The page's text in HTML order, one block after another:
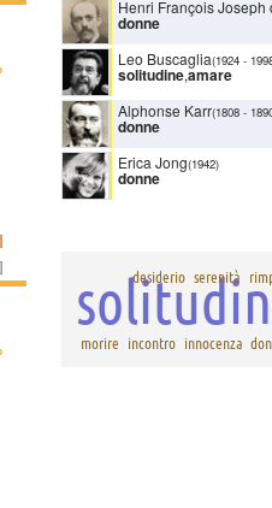
]
Henri François Joseph
donne
Leo Buscaglia(1924 -
solitudine,amare
Alphonse Karr(1808 -
donne
Erica Jong(1942)
donne
desiderio serenità
morire
incontro innocenza